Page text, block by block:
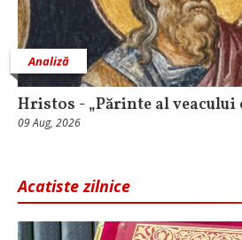
Analiză
Hristos - „Părinte al veacului
09 Aug, 2026
Acatiste zilnice